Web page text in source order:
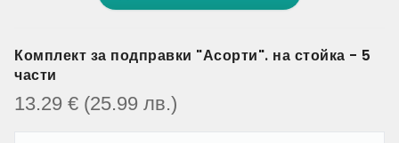
Комплект за подправки "Асорти". на стойка - 5
части
13.29 € (25.99 лв.)